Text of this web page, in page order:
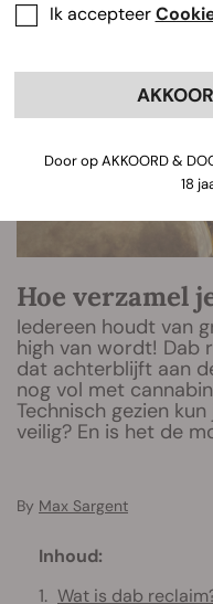
Hoe verzamel
Iedereen houdt van
high van wordt! Dab
dat achterblijft aan
nog vol met
Technisch gezien
veilig? En is het de
By Max Sargent
Inhoud:
Wat is dab
Ik accepteer
Door op AKKOORD &
18